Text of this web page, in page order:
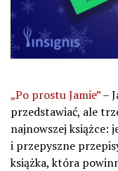
„Po prostu Jamie”–
przedstawiać, ale
najnowszej książce:
i przepyszne
książka, która